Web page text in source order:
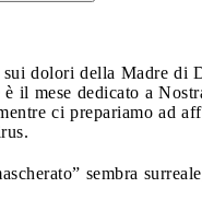
dolori della Madre di
è il mese dedicato a
ci prepariamo ad
sembra